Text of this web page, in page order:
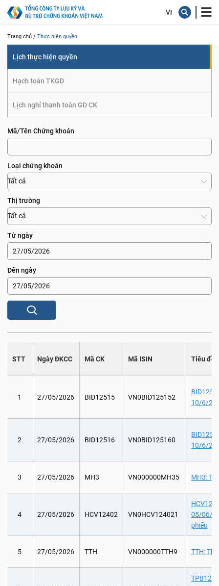
Trang chủ / Thực hiện quyền
Lịch thực hiện quyền
Hạch toán TKGD
Lịch nghỉ thanh toán GD CK
Mã/Tên Chứng khoán
Loại chứng khoán
Tất cả
Thị trường
Tất cả
Từ ngày
Đến ngày
STT Ngày ĐKCC Mã CK Mã ISIN Tiêu đề
1 27/05/2026 BID12515 VN0BID125152
10/6/
2 27/05/2026 BID12516 VN0BID125160
10/6/
3 27/05/2026 MH3 VN000000MH35 MH3:
4 27/05/2026 HCV12402 VN0HCV124021
05/06/
phiếu
5 27/05/2026 TTH VN000000TTH9 TTH: